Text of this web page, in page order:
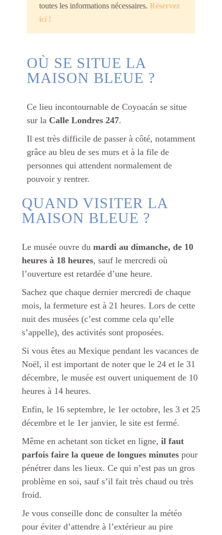
toutes les informations nécessaires. Réservez
ici !
OÙ SE SITUE LA
MAISON BLEUE ?
Ce lieu incontournable de Coyoacán se situe
sur la Calle Londres 247.
Il est très difficile de passer à côté, notamment
grâce au bleu de ses murs et à la file de
personnes qui attendent normalement de
pouvoir y rentrer.
QUAND VISITER LA
MAISON BLEUE ?
Le musée ouvre du mardi au dimanche, de 10
heures à 18 heures, sauf le mercredi où
l’ouverture est retardée d’une heure.
Sachez que chaque dernier mercredi de chaque
mois, la fermeture est à 21 heures. Lors de cette
nuit des musées (c’est comme cela qu’elle
s’appelle), des activités sont proposées.
Si vous êtes au Mexique pendant les vacances de
Noël, il est important de noter que le 24 et le 31
décembre, le musée est ouvert uniquement de 10
heures à 14 heures.
Enfin, le 16 septembre, le 1er octobre, les 3 et 25
décembre et le 1er janvier, le site est fermé.
Même en achetant son ticket en ligne, il faut
parfois faire la queue de longues minutes pour
pénétrer dans les lieux. Ce qui n’est pas un gros
problème en soi, sauf s’il fait très chaud ou très
froid.
Je vous conseille donc de consulter la météo
pour éviter d’attendre à l’extérieur au pire